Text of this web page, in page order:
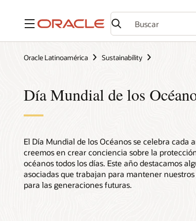
Menú
Oracle Latinoamérica Sustainability
Día Mundial de los
El Día Mundial de los Océanos se celebra cada
creemos en crear conciencia sobre la
océanos todos los días. Este año destacamos
asociadas que trabajan para mantener
para las generaciones futuras.